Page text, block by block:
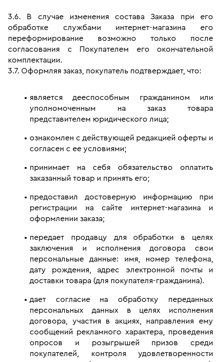
3.6. В случае изменения состава Заказа при его
обработке службами интернет-магазина его
переформирование возможно только после
согласования с Покупателем его окончательной
комплектации.
3.7. Оформляя заказ, покупатель подтверждает, что:
является дееспособным гражданином или
уполномоченным на заказ товара
представителем юридического лица;
ознакомлен с действующей редакцией оферты и
согласен с ее условиями;
принимает на себя обязательство оплатить
заказанный товар и принять его;
предоставил достоверную информацию при
регистрации на сайте интернет-магазина и
оформлении заказа;
передает продавцу для обработки в целях
заключения и исполнения договора свои
персональные данные: имя, номер телефона,
дату рождения, адрес электронной почты и
доставки товара (для покупателя-гражданина).
дает согласие на обработку переданных
персональных данных в целях исполнения
договора, участия в акциях, направления ему
сообщений рекламного характера, проведения
опросов и розыгрышей призов среди
покупателей, контроля удовлетворенности